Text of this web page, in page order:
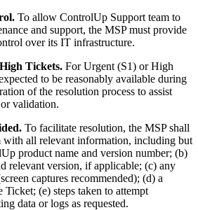
To allow ControlUp Support team to
and support, the MSP must provide
over its IT infrastructure.
Tickets. For Urgent (S1) or High
to be reasonably available during
of the resolution process to assist
validation.
To facilitate resolution, the MSP shall
with all relevant information, including but
product name and version number; (b)
relevant version, if applicable; (c) any
captures recommended); (d) a
(e) steps taken to attempt
data or logs as requested.